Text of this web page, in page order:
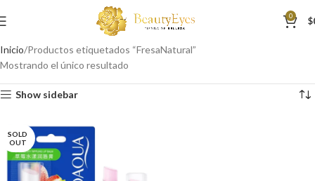
0 $
Inicio Productos etiquetados “FresaNatural”
Mostrando el único resultado
Show sidebar
SOLD
OUT